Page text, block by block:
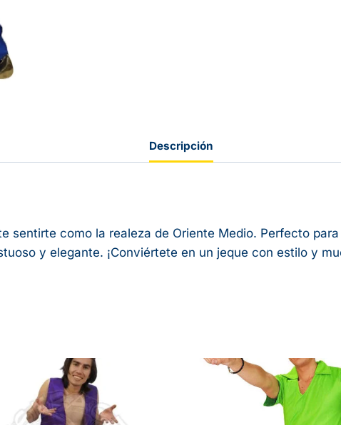
Descripción
sentirte como la realeza de Oriente Medio. Perfecto
y elegante. ¡Conviértete en un jeque con estilo y